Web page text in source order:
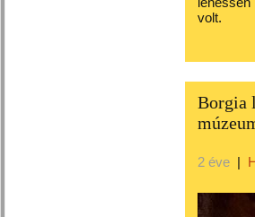
volt.
Borgia
2 éve |